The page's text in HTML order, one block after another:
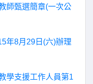
師甄選簡章(一次公
年8月29日(六)辦理
學支援工作人員第1